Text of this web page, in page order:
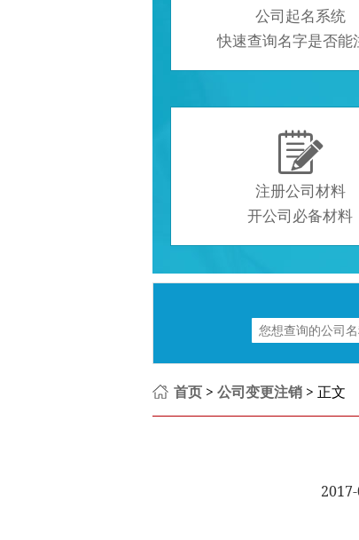
公司起名系统
快速查询名字是否能

注册公司材料
开公司必备材料
首页 > 公司变更注销 > 正文